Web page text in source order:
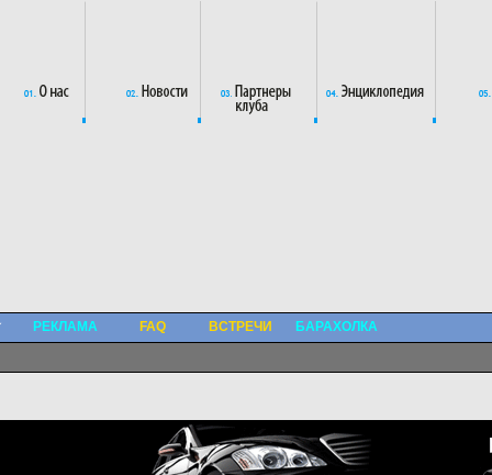
РЕКЛАМА FAQ ВСТРЕЧИ БАРАХОЛКА